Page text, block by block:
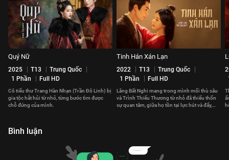
Quý Nữ
2025 T13
Trung Quốc
1 Phần
Full HD
Cô tiểu thư Trang Hàn Nhạn (Trần Đô Linh) bị
gia tộc hắt hủi từ nhỏ, từng bước tìm được
chỗ đứng của mình.
Tinh Hán Xán Lạn
2022 T13
Trung Quốc
1 Phần
Full HD
Lăng Bất Nghi mang trong mình mối thù sâu
và Trình Thiếu Thương từ nhỏ đã thiếu thốn
sự quan tâm, giữa họ tồn tại lực hút và đẩy,
Bình luận